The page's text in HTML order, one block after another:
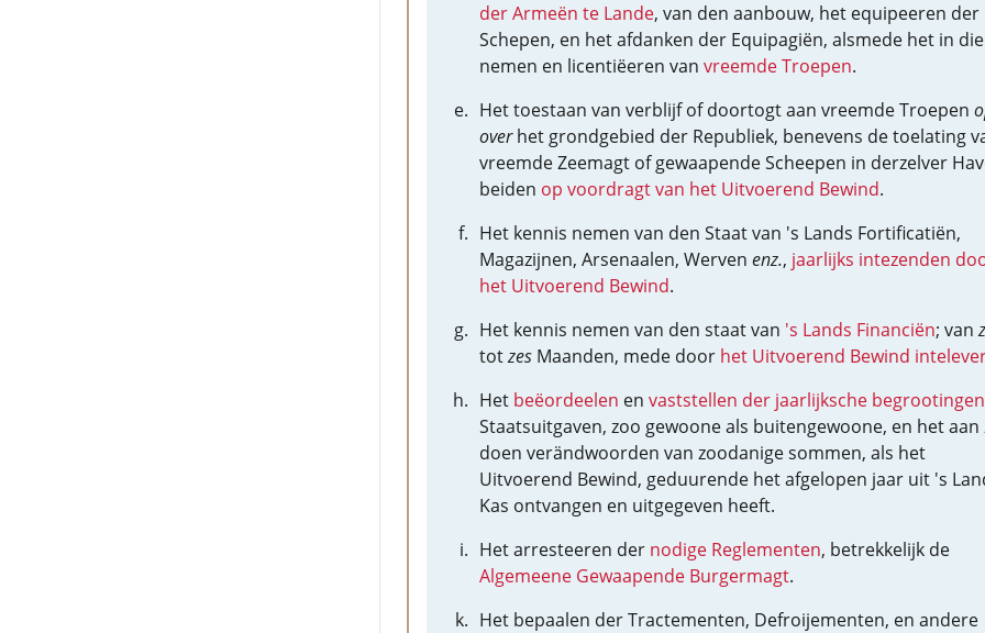
der Armeën te Lande, van den aanbouw, het equipeeren der
Schepen, en het afdanken der Equipagiën, alsmede het in
nemen en licentiëeren van vreemde Troepen.
Het toestaan van verblijf of doortogt aan vreemde Troepen
overhet grondgebied der Republiek, benevens de toelating
vreemde Zeemagt of gewaapende Scheepen in derzelver
beiden op voordragt van het Uitvoerend Bewind.
Het kennis nemen van den Staat van 's Lands Fortificatiën,
Magazijnen, Arsenaalen, Werven enz., jaarlijks intezenden
het Uitvoerend Bewind.
Het kennis nemen van den staat van 's Lands Financiën; van
totzesMaanden, mede door het Uitvoerend Bewind
Het beëordeelen en vaststellen der jaarlijksche begrootingen
Staatsuitgaven, zoo gewoone als buitengewoone, en het aan
doen verändwoorden van zoodanige sommen, als het
Uitvoerend Bewind, geduurende het afgelopen jaar uit 's
Kas ontvangen en uitgegeven heeft.
Het arresteeren der nodige Reglementen, betrekkelijk de
Algemeene Gewaapende Burgermagt.
Het bepaalen der Tractementen, Defroijementen, en andere